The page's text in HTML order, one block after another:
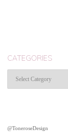
CATEGORIES
@ToneroseDesign